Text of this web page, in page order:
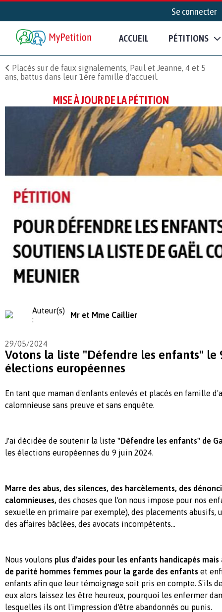
Se connecter
ACCUEIL PÉTITIONS
Placés sur de faux signalements, Paul et Jeanne, 4 et 5
ans, battus dans leur 1ère famille d'accueil.
MISE À JOUR DE LA PÉTITION
Auteur(s)
:
Mr et Mme Caillier
29/05/2024
Votons la liste "Défendre les enfants" le
élections européennes
En tant que maman d'enfants enlevés et placés en famille
calomnieuse sans preuve et sans enquête.
J'ai décidée de soutenir la liste "Défendre les enfants" de
les élections européennes du 9 juin 2024.
Marre des abus, des silences, des harcèlements, des
calomnieuses, des choses que l'on nous impose pour nos
sexuelle en primaire par exemple), des placements abusifs,
des affaires bâclées, des avocats incompétents...
Nous voulons plus d'aides pour les enfants handicapés mais
de parité hommes femmes pour la garde des enfants et
enfants afin que leur témoignage soit pris en compte. S'ils
eux alors laissez les être heureux, pourquoi les enfermer
lesquelles ils ont l'impression d'être abandonnés ou punis.